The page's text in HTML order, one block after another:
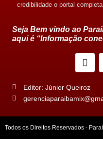
credibilidade o portal
Seja Bem vindo ao
aqui é “Informação
Editor: Júnior Queiroz
Todos os Direitos Reservados -